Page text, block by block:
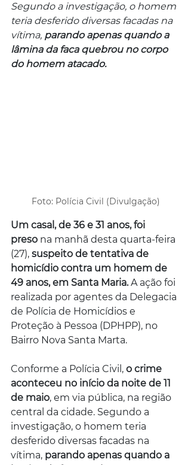
Segundo a investigação, o homem
teria desferido diversas facadas na
vítima, parando apenas quando a
lâmina da faca quebrou no corpo
do homem atacado.
Foto: Polícia Civil (Divulgação)
Um casal, de 36 e 31 anos, foi
preso na manhã desta quarta-feira
(27), suspeito de tentativa de
homicídio contra um homem de
49 anos, em Santa Maria. A ação foi
realizada por agentes da Delegacia
de Polícia de Homicídios e
Proteção à Pessoa (DPHPP), no
Bairro Nova Santa Marta.
Conforme a Polícia Civil, o crime
aconteceu no início da noite de 11
de maio, em via pública, na região
central da cidade. Segundo a
investigação, o homem teria
desferido diversas facadas na
vítima, parando apenas quando a